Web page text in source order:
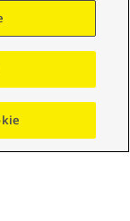
Europe